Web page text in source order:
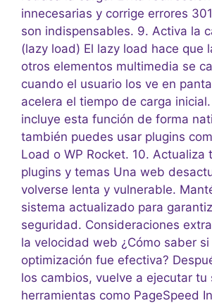
innecesarias y corrige errores
son indispensables. 9. Activa la
(lazy load) El lazy load hace que
otros elementos multimedia se
cuando el usuario los ve en
acelera el tiempo de carga
incluye esta función de forma
también puedes usar plugins
Load o WP Rocket. 10. Actualiza
plugins y temas Una web
volverse lenta y vulnerable.
sistema actualizado para
seguridad. Consideraciones
la velocidad web ¿Cómo saber si
optimización fue efectiva?
los cambios, vuelve a ejecutar tu
herramientas como PageSpeed